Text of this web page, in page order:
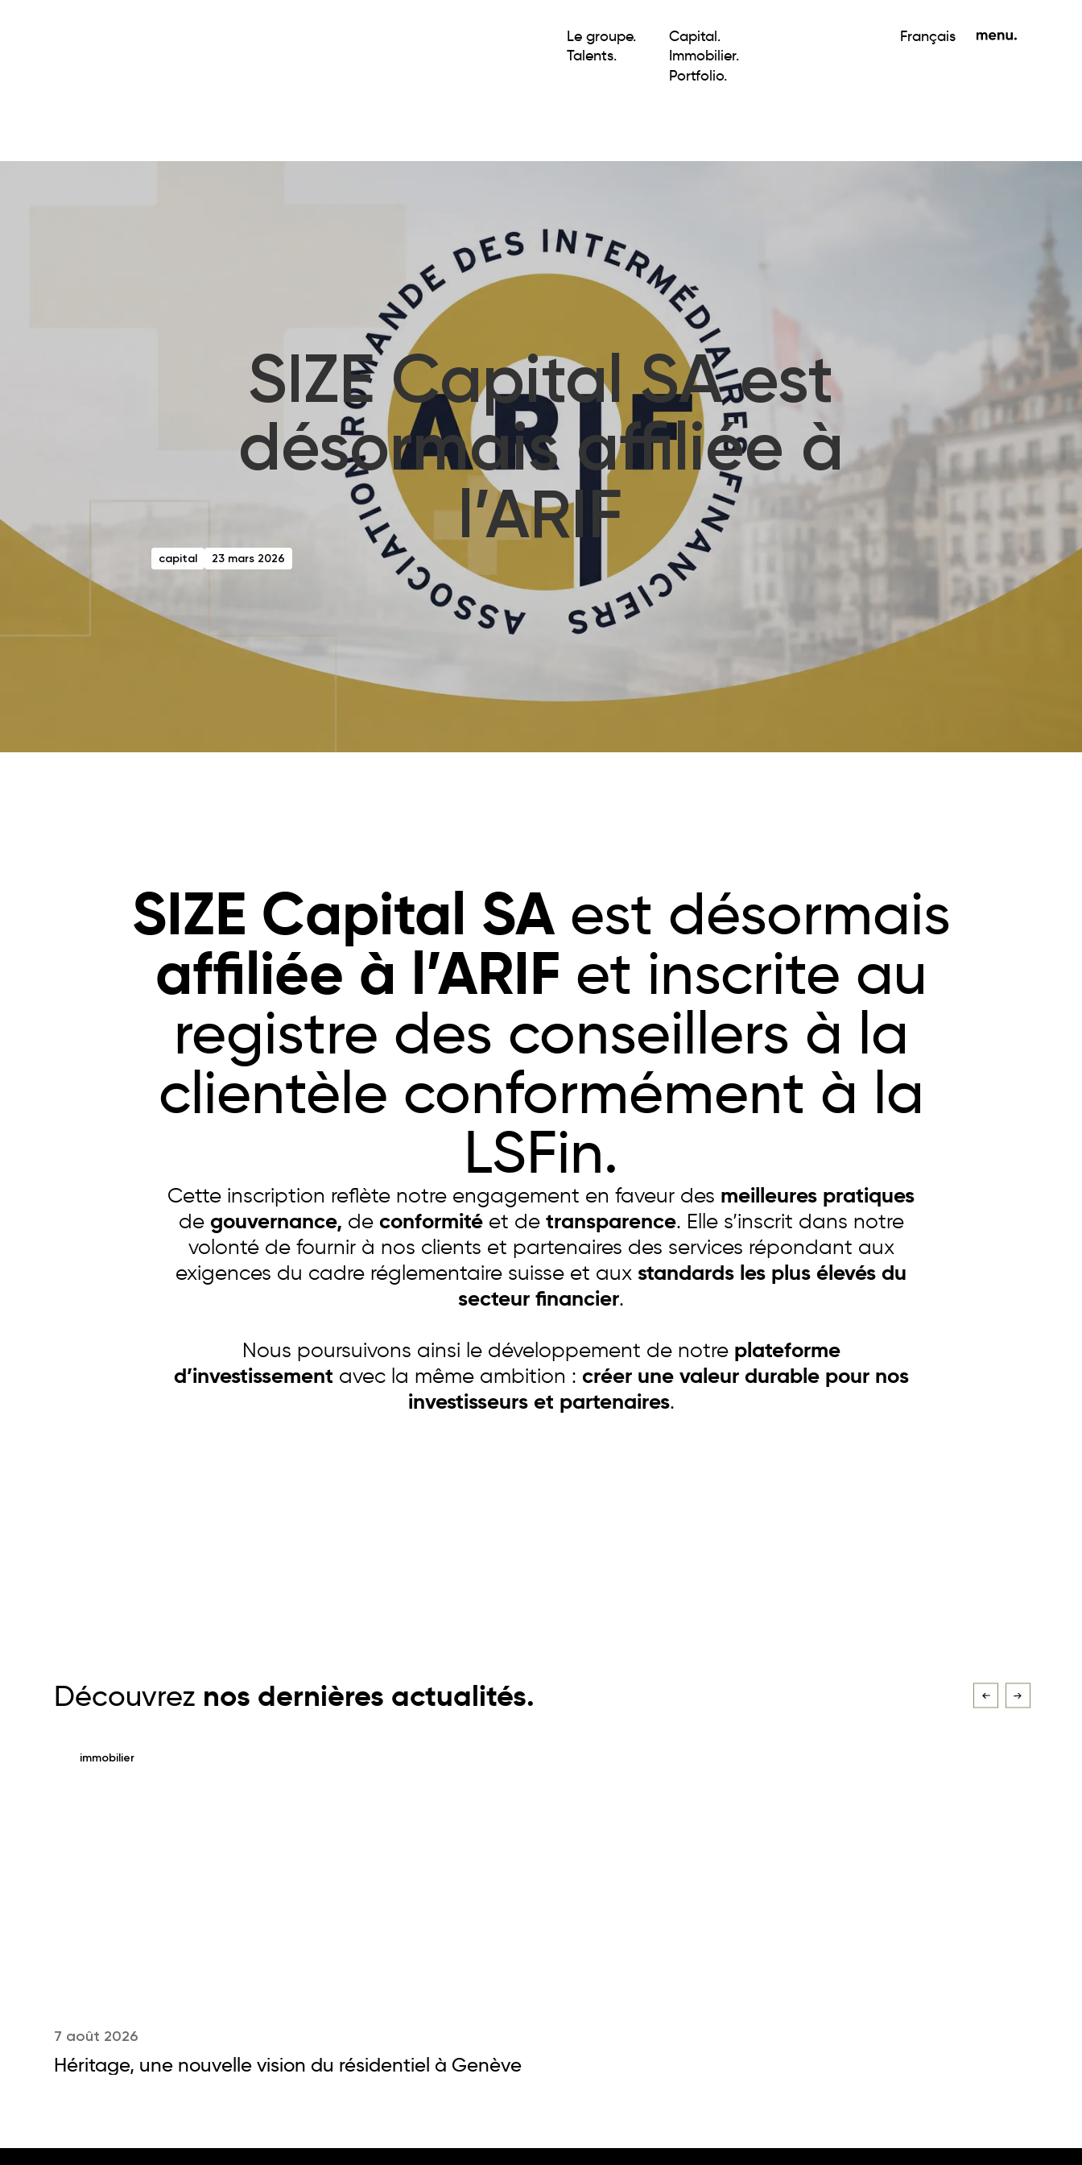
Le groupe.
Talents.
Capital.
Immobilier.
Portfolio.
Français
SIZE Capital SA est
désormais affiliée à
l’ARIF
capital 23 mars 2026
SIZE Capital SAest désormais
affiliée à l’ARIF et inscrite au
registre des conseillers à la
clientèle conformément à la
LSFin.
Cette inscription reflète notre engagement en faveur des meilleures pratiques
de gouvernance, de conformité et de transparence. Elle s’inscrit dans notre
volonté de fournir à nos clients et partenaires des services répondant aux
exigences du cadre réglementaire suisse et aux standards les plus élevés du
secteur financier.
Nous poursuivons ainsi le développement de notreplateforme
d’investissement avec la même ambition : créer une valeur durable pour nos
investisseurs et partenaires.
Découvrez nos dernières actualités.
immobilier
7 août 2026
Héritage, une nouvelle vision du résidentiel à Genève